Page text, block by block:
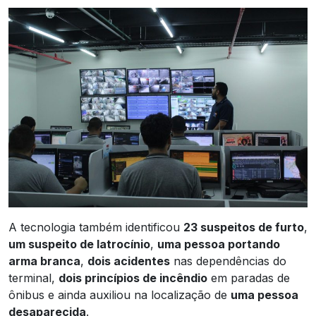
A tecnologia também identificou 23 suspeitos de furto,
um suspeito de latrocínio, uma pessoa portando
arma branca, dois acidentes nas dependências do
terminal, dois princípios de incêndio em paradas de
ônibus e ainda auxiliou na localização de uma pessoa
desaparecida.